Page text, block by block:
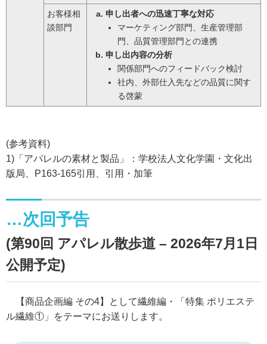
お客様相
談部門
申し出者への迅速丁寧な対応
マーケティング部門、生産管理部
門、品質管理部門との連携
申し出内容の分析
関係部門へのフィードバック検討
社内、外部仕入先などの品質に関す
る啓蒙
(参考資料)
1)「アパレルの素材と製品」：学校法人文化学園・文化出
版局、P163-165引用、引用・加筆
…次回予告
(第90回 アパレル散歩道 – 2026年7月1日
公開予定)
【商品企画編 その4】として繊維編・「特集 ポリエステ
ル繊維①」をテーマにお送りします。